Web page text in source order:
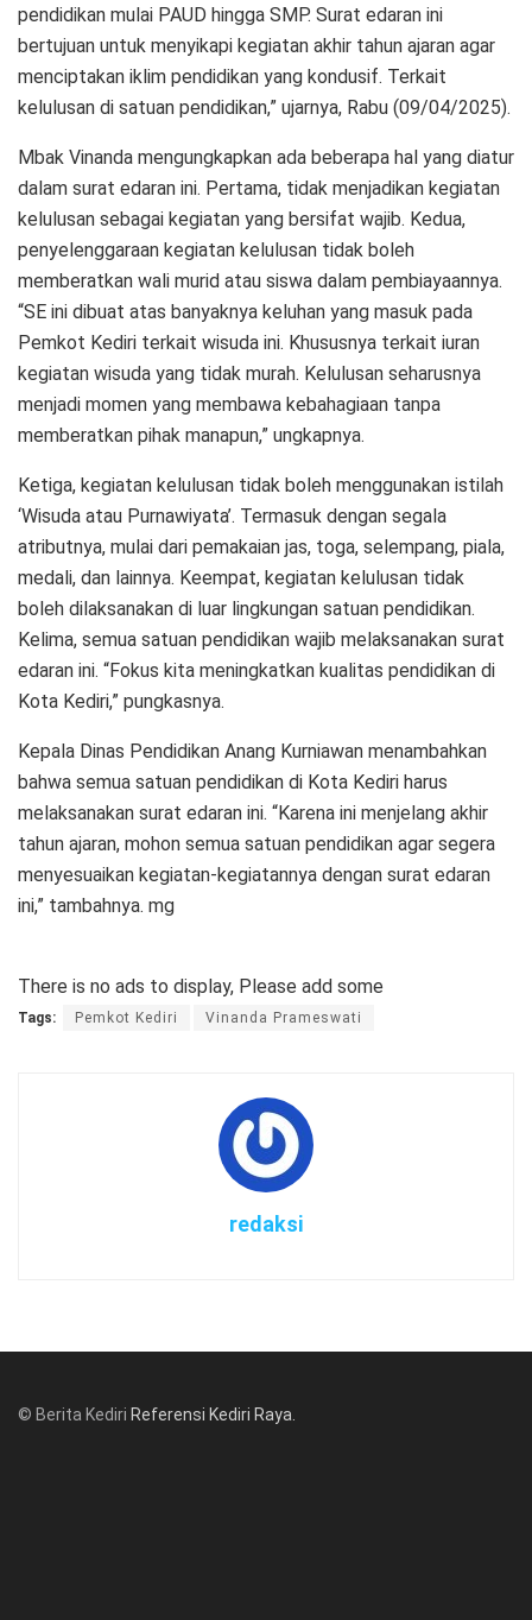
pendidikan mulai PAUD hingga SMP. Surat edaran ini
bertujuan untuk menyikapi kegiatan akhir tahun ajaran agar
menciptakan iklim pendidikan yang kondusif. Terkait
kelulusan di satuan pendidikan,” ujarnya, Rabu (09/04/2025).
Mbak Vinanda mengungkapkan ada beberapa hal yang diatur
dalam surat edaran ini. Pertama, tidak menjadikan kegiatan
kelulusan sebagai kegiatan yang bersifat wajib. Kedua,
penyelenggaraan kegiatan kelulusan tidak boleh
memberatkan wali murid atau siswa dalam pembiayaannya.
“SE ini dibuat atas banyaknya keluhan yang masuk pada
Pemkot Kediri terkait wisuda ini. Khususnya terkait iuran
kegiatan wisuda yang tidak murah. Kelulusan seharusnya
menjadi momen yang membawa kebahagiaan tanpa
memberatkan pihak manapun,” ungkapnya.
Ketiga, kegiatan kelulusan tidak boleh menggunakan istilah
‘Wisuda atau Purnawiyata’. Termasuk dengan segala
atributnya, mulai dari pemakaian jas, toga, selempang, piala,
medali, dan lainnya. Keempat, kegiatan kelulusan tidak
boleh dilaksanakan di luar lingkungan satuan pendidikan.
Kelima, semua satuan pendidikan wajib melaksanakan surat
edaran ini. “Fokus kita meningkatkan kualitas pendidikan di
Kota Kediri,” pungkasnya.
Kepala Dinas Pendidikan Anang Kurniawan menambahkan
bahwa semua satuan pendidikan di Kota Kediri harus
melaksanakan surat edaran ini. “Karena ini menjelang akhir
tahun ajaran, mohon semua satuan pendidikan agar segera
menyesuaikan kegiatan-kegiatannya dengan surat edaran
ini,” tambahnya. mg
There is no ads to display, Please add some
Tags: Pemkot Kediri Vinanda Prameswati
redaksi
© Berita Kediri Referensi Kediri Raya